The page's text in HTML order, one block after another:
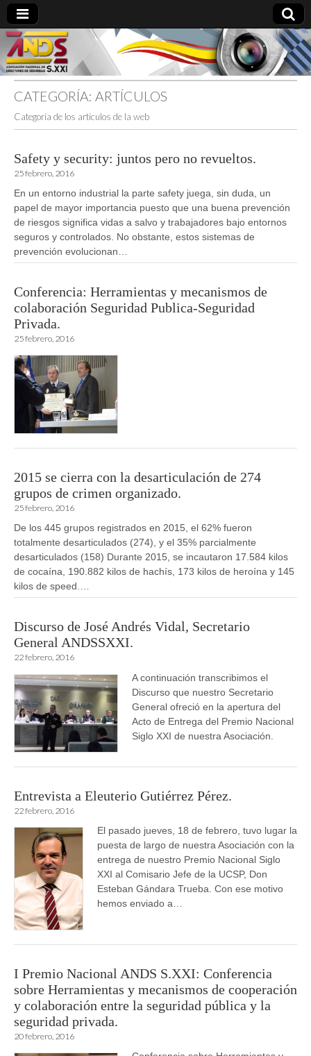
CATEGORÍA: ARTÍCULOS
Categoría de los artículos de la web
Safety y security: juntos pero no revueltos.
25 febrero, 2016
En un entorno industrial la parte safety juega, sin duda, un
papel de mayor importancia puesto que una buena prevención
de riesgos significa vidas a salvo y trabajadores bajo entornos
seguros y controlados. No obstante, estos sistemas de
prevención evolucionan…
Conferencia: Herramientas y mecanismos de
colaboración Seguridad Publica-Seguridad
Privada.
25 febrero, 2016
2015 se cierra con la desarticulación de 274
grupos de crimen organizado.
25 febrero, 2016
De los 445 grupos registrados en 2015, el 62% fueron
totalmente desarticulados (274), y el 35% parcialmente
desarticulados (158) Durante 2015, se incautaron 17.584 kilos
de cocaína, 190.882 kilos de hachís, 173 kilos de heroína y 145
kilos de speed.…
Discurso de José Andrés Vidal, Secretario
General ANDSSXXI.
22 febrero, 2016
A continuación transcribimos el
Discurso que nuestro Secretario
General ofreció en la apertura del
Acto de Entrega del Premio Nacional
Siglo XXI de nuestra Asociación.
Entrevista a Eleuterio Gutiérrez Pérez.
22 febrero, 2016
El pasado jueves, 18 de febrero, tuvo lugar la
puesta de largo de nuestra Asociación con la
entrega de nuestro Premio Nacional Siglo
XXI al Comisario Jefe de la UCSP, Don
Esteban Gándara Trueba. Con ese motivo
hemos enviado a…
I Premio Nacional ANDS S.XXI: Conferencia
sobre Herramientas y mecanismos de cooperación
y colaboración entre la seguridad pública y la
seguridad privada.
20 febrero, 2016